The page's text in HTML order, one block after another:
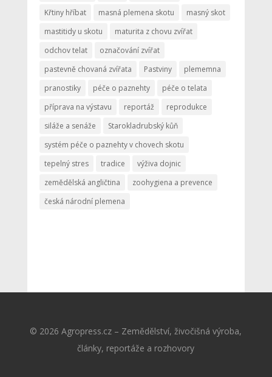
Křtiny hříbat
masná plemena skotu
masný skot
mastitidy u skotu
maturita z chovu zvířat
odchov telat
označování zvířat
pastevně chovaná zvířata
Pastviny
plememna
pranostiky
péče o paznehty
péče o telata
příprava na výstavu
reportáž
reprodukce
siláže a senáže
Starokladrubský kůň
systém péče o paznehty v chovech skotu
tepelný stres
tradice
výživa dojnic
zemědělská angličtina
zoohygiena a prevence
česká národní plemena
© 2026 Agropress.cz – Zemědělství, živočišná výroba,
články, reportáže a rozhovory